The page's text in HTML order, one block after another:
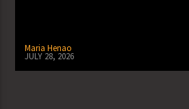
Maria Henao
JULY 28, 2026